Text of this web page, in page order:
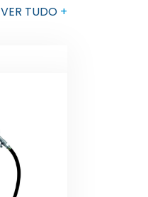
VER TUDO +